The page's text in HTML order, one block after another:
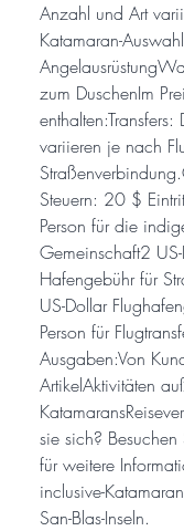
Anzahl und Art
Katamaran-
zum DuschenIm
enthalten:Transfers:
variieren je nach
Steuern: 20 $
Person für die
Gemeinschaft2
Hafengebühr für
US-Dollar
Person für
Ausgaben:Von
ArtikelAktivitäten
sie sich?
für weitere
inclusive-
San-Blas-Inseln.